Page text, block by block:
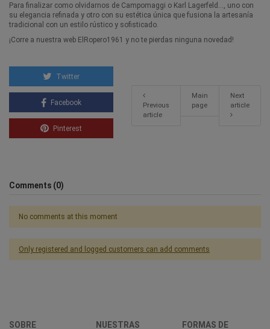
Para finalizar como olvidarnos de Campomaggi o Karl Lagerfeld…, uno con
su elegancia refinada y otro con su estética única que fusiona la artesanía
tradicional con un estilo rústico y sofisticado.
¡Corre a nuestra web ElRopero1961 y no te pierdas ninguna novedad!
Twitter
Facebook
Pinterest
Previous
article
Main
page
Next
article
Comments (0)
No comments at this moment
Only registered and logged customers can add comments
SOBRE NUESTRAS FORMAS DE